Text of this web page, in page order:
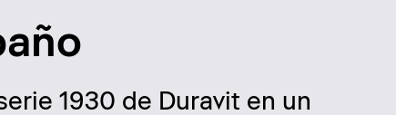
1930 de Duravit en un